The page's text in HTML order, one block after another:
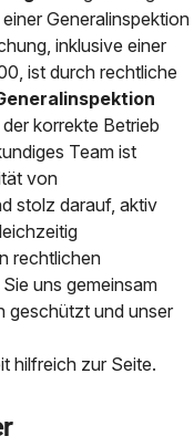
Generalinspektion
inklusive einer
ist durch rechtliche
korrekte Betrieb
Team ist
von
stolz darauf, aktiv
rechtlichen
uns gemeinsam
geschützt und unser
hilfreich zur Seite.